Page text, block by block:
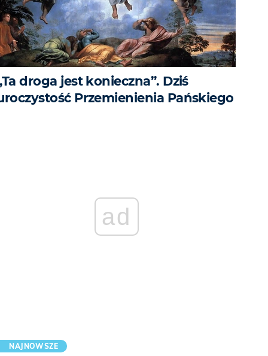
droga jest konieczna”. Dziś
Przemienienia Pańskiego
ad
NAJNOWSZE